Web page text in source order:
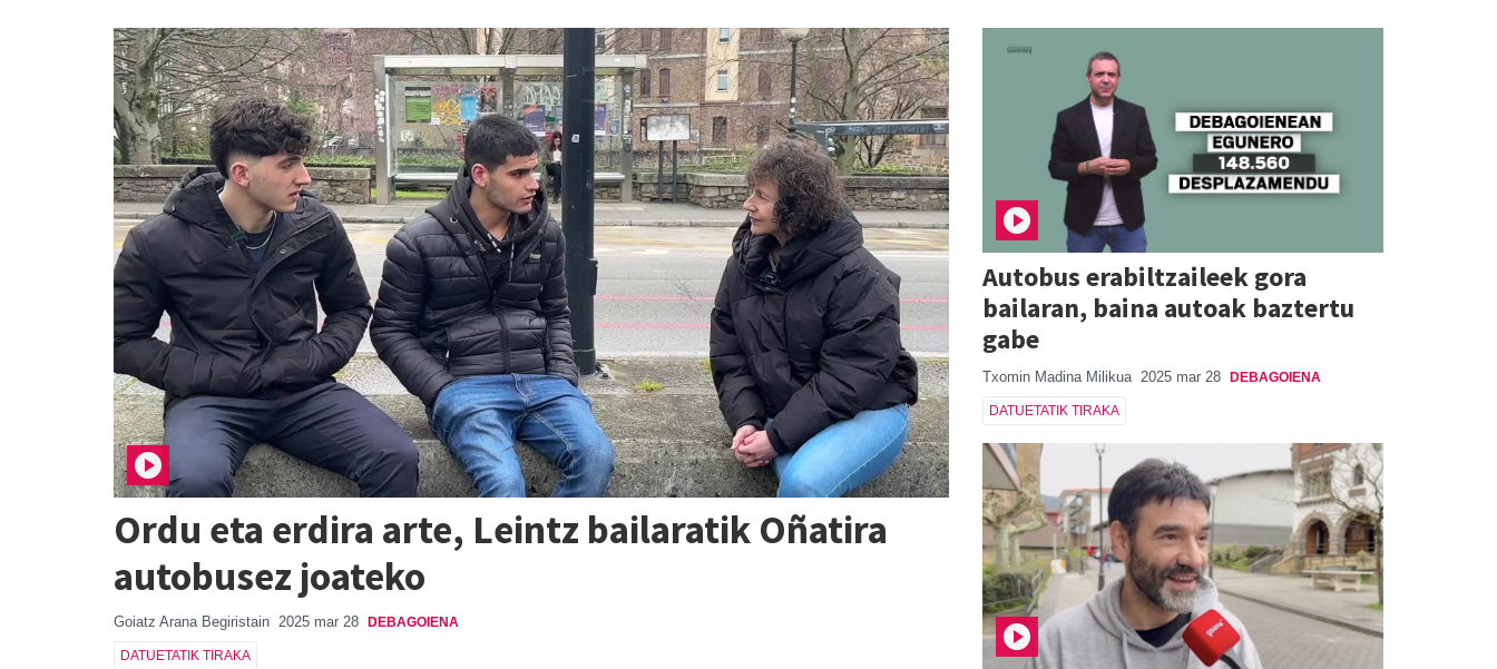
Ordu eta erdira arte, Leintz bailaratik Oñatira
autobusez joateko
Goiatz Arana Begiristain 2025 mar 28 DEBAGOIENA
DATUETATIK TIRAKA
Autobus erabiltzaileek gora
bailaran, baina autoak baztertu
gabe
Txomin Madina Milikua 2025 mar 28 DEBAGOIENA
DATUETATIK TIRAKA